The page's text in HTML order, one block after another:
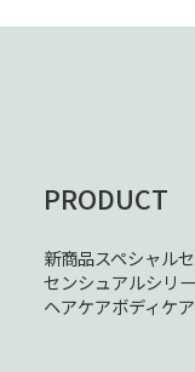
PRODUCT
新商品スペシャル
センシュアルシリ
ヘアケアボディケア